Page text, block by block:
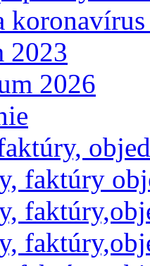
2023
2026
faktúry